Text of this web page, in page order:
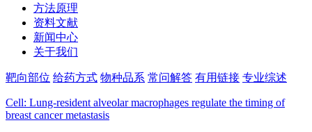
方法原理
资料文献
新闻中心
关于我们
靶向部位 给药方式 物种品系 常问解答 有用链接 专业综述
Cell: Lung-resident alveolar macrophages regulate the timing of
breast cancer metastasis